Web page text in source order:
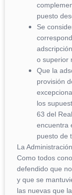
puesto
Se
o superior
Que la
provisión
los
63 del
encuentra
puesto de
La
Como todos
defendido que
y que se
las nuevas que